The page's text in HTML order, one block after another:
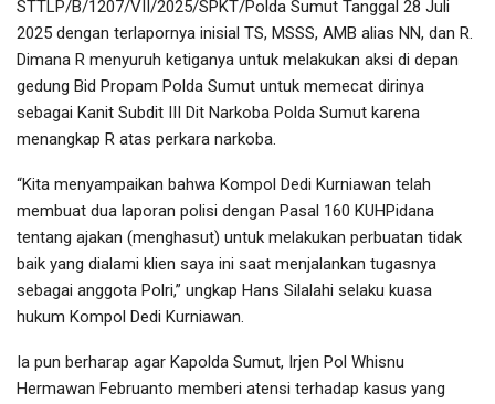
STTLP/B/1207/VII/2025/SPKT/Polda Sumut Tanggal 28 Juli
2025 dengan terlapornya inisial TS, MSSS, AMB alias NN, dan R.
Dimana R menyuruh ketiganya untuk melakukan aksi di depan
gedung Bid Propam Polda Sumut untuk memecat dirinya
sebagai Kanit Subdit III Dit Narkoba Polda Sumut karena
menangkap R atas perkara narkoba.
“Kita menyampaikan bahwa Kompol Dedi Kurniawan telah
membuat dua laporan polisi dengan Pasal 160 KUHPidana
tentang ajakan (menghasut) untuk melakukan perbuatan tidak
baik yang dialami klien saya ini saat menjalankan tugasnya
sebagai anggota Polri,” ungkap Hans Silalahi selaku kuasa
hukum Kompol Dedi Kurniawan.
Ia pun berharap agar Kapolda Sumut, Irjen Pol Whisnu
Hermawan Februanto memberi atensi terhadap kasus yang